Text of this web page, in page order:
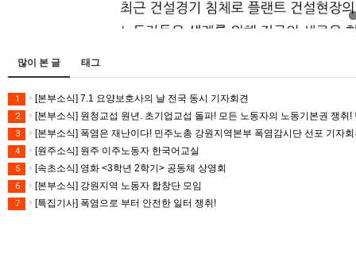
많이 본 글 태그
1 [본부소식] 7.1 요양보호사의 날 전국 동시 기자회견
2 [본부소식] 원청교섭 원년. 초기업교섭 돌파! 모든 노동자의 노동기본권 쟁취
3 [본부소식] 폭염은 재난이다! 민주노총 강원지역본부 폭염감시단 선포 기자
4 [원주소식] 원주 이주노동자 한국어교실
5 [속초소식] 영화 <3학년 2학기> 공동체 상영회
6 [본부소식] 강원지역 노동자 합창단 모임
7 [특집기사] 폭염으로 부터 안전한 일터 쟁취!